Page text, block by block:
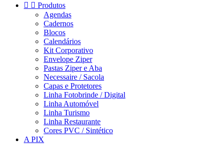
  Produtos
Agendas
Cadernos
Blocos
Calendários
Kit Corporativo
Envelope Ziper
Pastas Ziper e Aba
Necessaire / Sacola
Capas e Protetores
Linha Fotobrinde / Digital
Linha Automóvel
Linha Turismo
Linha Restaurante
Cores PVC / Sintético
A PIX